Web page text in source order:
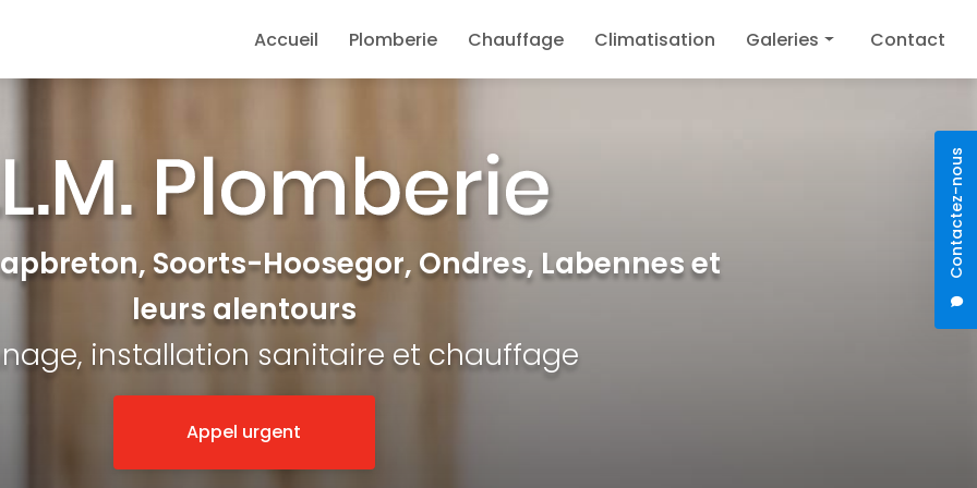
Contactez-nous
Accueil
Plomberie Chauffage Climatisation Galeries Contact
Soorts-Hoosegor, Ondres, Labennes et
leurs alentours
installation sanitaire et chauffage
Appel urgent